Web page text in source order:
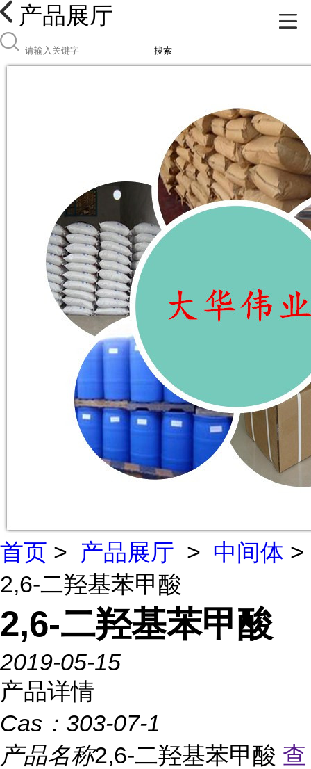
产品展厅
搜索
首页 > 产品展厅 > 中间体 >
2,6-二羟基苯甲酸
2,6-二羟基苯甲酸
2019-05-15
产品详情
Cas： 303-07-1
产品名称2,6-二羟基苯甲酸 查